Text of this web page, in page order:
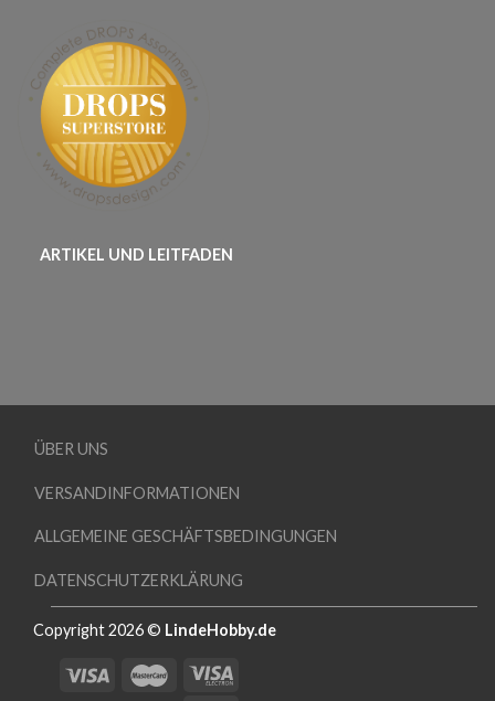
ARTIKEL UND LEITFADEN
ÜBER UNS
VERSANDINFORMATIONEN
ALLGEMEINE GESCHÄFTSBEDINGUNGEN
DATENSCHUTZERKLÄRUNG
Copyright 2026 © LindeHobby.de